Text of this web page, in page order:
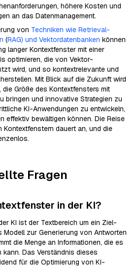
höhere Kosten und
an das Datenmanagement.
von Techniken wie Retrieval-
(RAG) und Vektordatenbanken können
langer Kontextfenster mit einer
optimieren, die von Vektor-
wird, und so kontextrelevante und
Mit Blick auf die Zukunft wird
Größe des Kontextfensters mit
bringen und innovative Strategien zu
KI-Anwendungen zu entwickeln,
effektiv bewältigen können. Die Reise
Kontextfenstern dauert an, und die
Fragen
in der KI?
KI ist der Textbereich um ein Ziel-
Modell zur Generierung von Antworten
die Menge an Informationen, die es
kann. Das Verständnis dieses
für die Optimierung von KI-